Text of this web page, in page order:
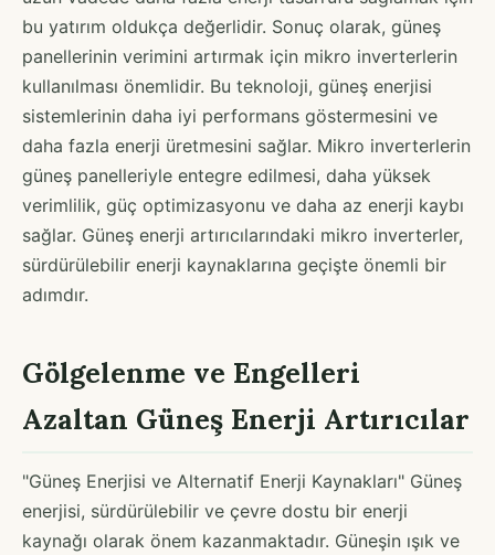
bu yatırım oldukça değerlidir. Sonuç olarak, güneş
panellerinin verimini artırmak için mikro inverterlerin
kullanılması önemlidir. Bu teknoloji, güneş enerjisi
sistemlerinin daha iyi performans göstermesini ve
daha fazla enerji üretmesini sağlar. Mikro inverterlerin
güneş panelleriyle entegre edilmesi, daha yüksek
verimlilik, güç optimizasyonu ve daha az enerji kaybı
sağlar. Güneş enerji artırıcılarındaki mikro inverterler,
sürdürülebilir enerji kaynaklarına geçişte önemli bir
adımdır.
Gölgelenme ve Engelleri
Azaltan Güneş Enerji Artırıcılar
"Güneş Enerjisi ve Alternatif Enerji Kaynakları" Güneş
enerjisi, sürdürülebilir ve çevre dostu bir enerji
kaynağı olarak önem kazanmaktadır. Güneşin ışık ve